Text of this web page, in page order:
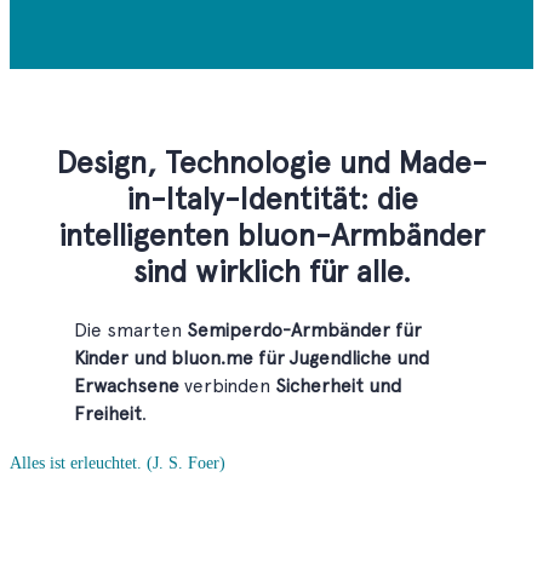
Alles ist erleuchtet. (J. S. Foer)